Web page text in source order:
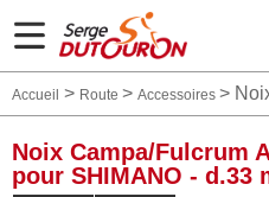
Accueil > Route > Accessoires >
Noix Campa/Fulcrum
pour SHIMANO - d.33